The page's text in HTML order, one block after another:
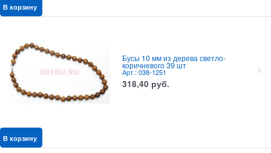
В корзину
Бусы 10 мм из дерева светло-
коричневого 39 шт
Арт.: 038-1251
318,40 руб.
В корзину